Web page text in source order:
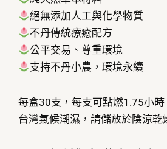
絕無添加人工與化學物質
不丹傳統療癒配方
公平交易、尊重環境
支持不丹小農，環境永續
每盒30支，每支可點燃1.75小時
台灣氣候潮濕，請儲放於陰涼乾